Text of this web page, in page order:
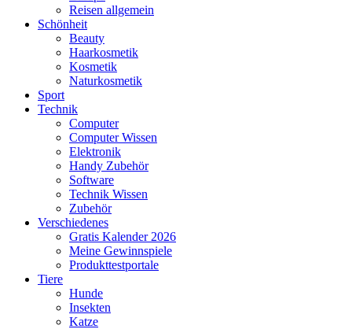
Reisen allgemein
Schönheit
Beauty
Haarkosmetik
Kosmetik
Naturkosmetik
Sport
Technik
Computer
Computer Wissen
Elektronik
Handy Zubehör
Software
Technik Wissen
Zubehör
Verschiedenes
Gratis Kalender 2026
Meine Gewinnspiele
Produkttestportale
Tiere
Hunde
Insekten
Katze